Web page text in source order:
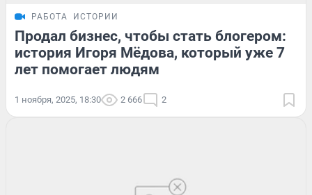
РАБОТА ИСТОРИИ
Продал бизнес, чтобы стать блогером:
история Игоря Мёдова, который уже 7
лет помогает людям
1 ноября, 2025, 18:30 2 666 2